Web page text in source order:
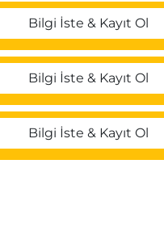
Bilgi İste & Kayıt Ol
Bilgi İste & Kayıt Ol
Bilgi İste & Kayıt Ol